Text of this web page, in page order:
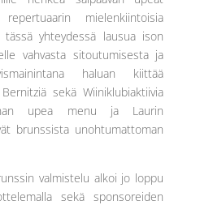
mielenkiintoisia
tässä yhteydessä lausua ison
vahvasta sitoutumisesta ja
haluan kiittää
sekä Wiiniklubiaktiivia
upea menu ja Laurin
brunssista unohtumattoman
valmistelu alkoi jo loppu
sekä sponsoreiden